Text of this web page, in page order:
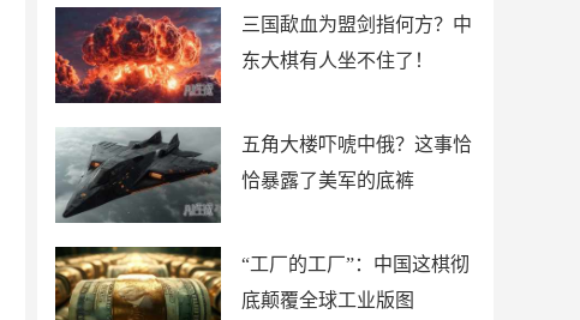
三国歃血为盟剑指何方？中
东大棋有人坐不住了！
五角大楼吓唬中俄？这事恰
恰暴露了美军的底裤
“工厂的工厂”：中国这棋彻
底颠覆全球工业版图